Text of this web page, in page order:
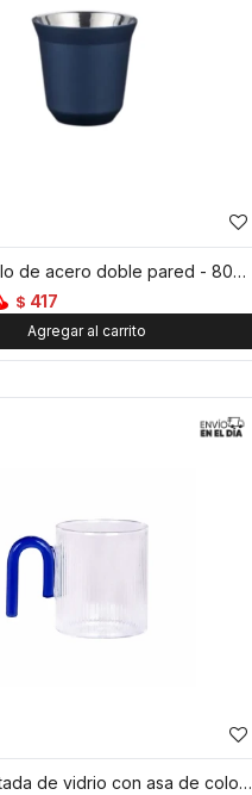
Taza pocillo de acero doble pared - 80ml - Azul
$ 417
Taza facetada de vidrio con asa de color - 350ml - Azul